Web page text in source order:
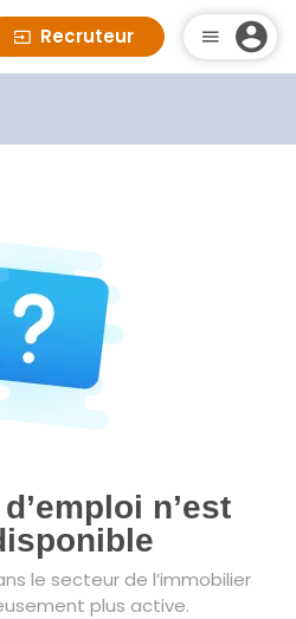
Recruteur
n’est
le secteur de l’immobilier
plus active.